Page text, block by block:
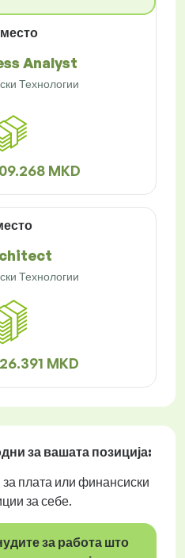
Analyst
Технологии
MKD
Технологии
MKD
за вашата позиција:
плата или финансиски
за себе.
за работа што